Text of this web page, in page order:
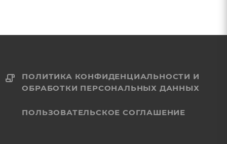
ПОЛИТИКА КОНФИДЕНЦИАЛЬНОСТИ И
ОБРАБОТКИ ПЕРСОНАЛЬНЫХ ДАННЫХ
ПОЛЬЗОВАТЕЛЬСКОЕ СОГЛАШЕНИЕ